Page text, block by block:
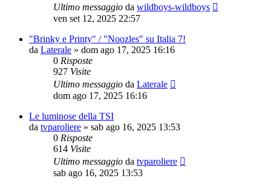
Ultimo messaggio da wildboys-wildboys
ven set 12, 2025 22:57
"Brinky e Printy" / "Noozles" su Italia 7!
da Laterale » dom ago 17, 2025 16:16
0 Risposte
927 Visite
Ultimo messaggio da Laterale
dom ago 17, 2025 16:16
Le luminose della TSI
da tvparoliere » sab ago 16, 2025 13:53
0 Risposte
614 Visite
Ultimo messaggio da tvparoliere
sab ago 16, 2025 13:53